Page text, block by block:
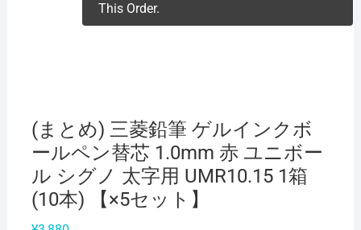
(まとめ) 三菱鉛筆 ゲルインクボ
ールペン替芯 1.0mm 赤 ユニボー
ル シグノ 太字用 UMR10.15 1箱
(10本) 【×5セット】
This Order.